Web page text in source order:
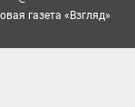
газета «Взгляд»